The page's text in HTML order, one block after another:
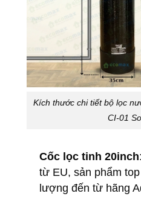
Kích thước chi tiết bộ lọc
CI-01
Cốc lọc tinh 20inch
từ EU, sản phẩm
lượng đến từ hãng